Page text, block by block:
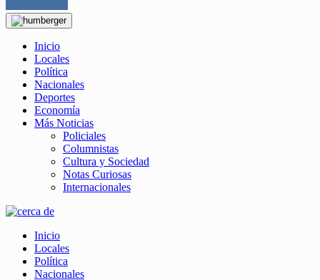
Inicio
Locales
Política
Nacionales
Deportes
Economía
Más Noticias
Policiales
Columnistas
Cultura y Sociedad
Notas Curiosas
Internacionales
Inicio
Locales
Política
Nacionales